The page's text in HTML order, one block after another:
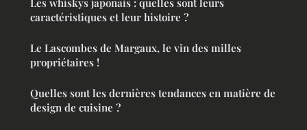
caractéristiques et leur histoire ?
Le Lascombes de Margaux, le vin des milles
propriétaires !
Quelles sont les dernières tendances en matière de
design de cuisine ?